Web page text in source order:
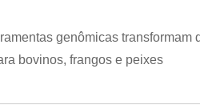
genômicas transformam
bovinos, frangos e peixes